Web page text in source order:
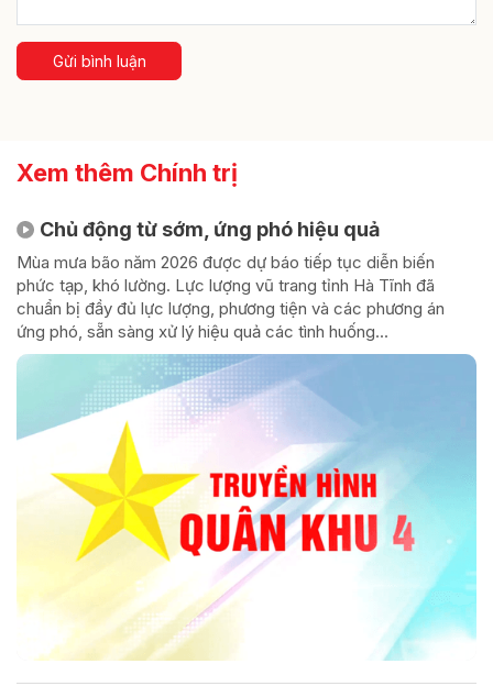
Gửi bình luận
Xem thêm Chính trị
Chủ động từ sớm, ứng phó hiệu quả
Mùa mưa bão năm 2026 được dự báo tiếp tục diễn biến
phức tạp, khó lường. Lực lượng vũ trang tỉnh Hà Tĩnh đã
chuẩn bị đầy đủ lực lượng, phương tiện và các phương án
ứng phó, sẵn sàng xử lý hiệu quả các tình huống...